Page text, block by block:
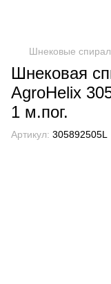
Шнековые
Шнековая
AgroHelix
1 м.пог.
Артикул: 305892505L